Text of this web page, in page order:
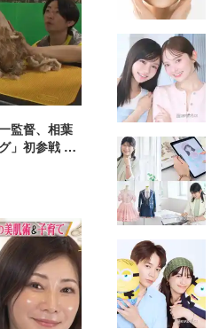
監督、相葉
」初参戦 ド
む【24時間